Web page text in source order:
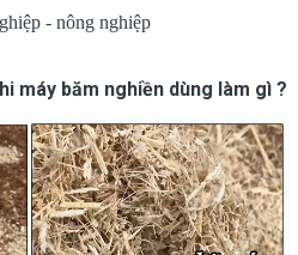
- nông nghiệp
máy băm nghiền dùng làm gì ?